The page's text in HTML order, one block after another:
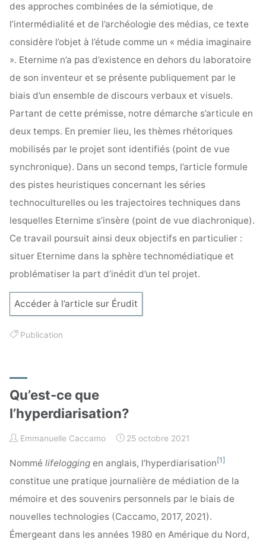
des approches combinées de la sémiotique, de
l’intermédialité et de l’archéologie des médias, ce texte
considère l’objet à l’étude comme un « média imaginaire
». Eternime n’a pas d’existence en dehors du laboratoire
de son inventeur et se présente publiquement par le
biais d’un ensemble de discours verbaux et visuels.
Partant de cette prémisse, notre démarche s’articule en
deux temps. En premier lieu, les thèmes rhétoriques
mobilisés par le projet sont identifiés (point de vue
synchronique). Dans un second temps, l’article formule
des pistes heuristiques concernant les séries
technoculturelles ou les trajectoires techniques dans
lesquelles Eternime s’insère (point de vue diachronique).
Ce travail poursuit ainsi deux objectifs en particulier :
situer Eternime dans la sphère technomédiatique et
problématiser la part d’inédit d’un tel projet.
Accéder à l’article sur Érudit
Publication
Qu’est-ce que
l’hyperdiarisation?
Emmanuelle Caccamo 25 octobre 2021
Nommélifelogging en anglais, l’hyperdiarisation[1]
constitue une pratique journalière de médiation de la
mémoire et des souvenirs personnels par le biais de
nouvelles technologies (Caccamo, 2017, 2021).
Émergeant dans les années 1980 en Amérique du Nord,